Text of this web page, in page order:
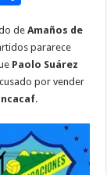
el
m
p
ar
ti
r
de Amaños de
pararece
Paolo Suárez
por vender
.